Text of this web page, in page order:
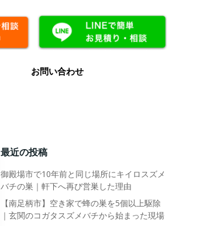
お問い合わせ
最近の投稿
御殿場市で10年前と同じ場所にキイロスズメ
バチの巣｜軒下へ再び営巣した理由
【南足柄市】空き家で蜂の巣を5個以上駆除
｜玄関のコガタスズメバチから始まった現場